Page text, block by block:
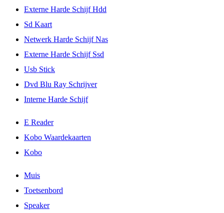
Externe Harde Schijf Hdd
Sd Kaart
Netwerk Harde Schijf Nas
Externe Harde Schijf Ssd
Usb Stick
Dvd Blu Ray Schrijver
Interne Harde Schijf
E Reader
Kobo Waardekaarten
Kobo
Muis
Toetsenbord
Speaker